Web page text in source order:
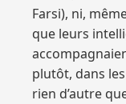
Farsi), ni,
que leurs
plutôt, dans
rien d’autre